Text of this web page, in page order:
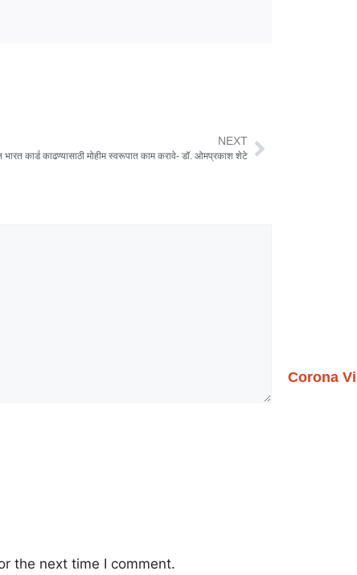
NEXT
भारत कार्ड काढण्यासाठी मोहीम स्वरूपात काम करावे- डॉ. ओमप्रकाश शेटे
the next time I comment.
Corona